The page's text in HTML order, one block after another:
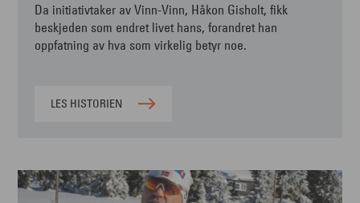
Da initiativtaker av Vinn-Vinn, Håkon Gisholt, fikk
beskjeden som endret livet hans, forandret han
oppfatning av hva som virkelig betyr noe.
LES HISTORIEN